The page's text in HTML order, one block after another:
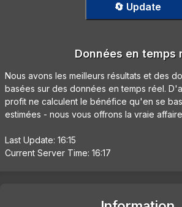
🔄 Update
Données en temps
Nous avons les meilleurs résultats et des
basées sur des données en temps réel.
profit ne calculent le bénéfice qu'en se
estimées - nous vous offrons la vraie
Last Update: 16:15
Current Server Time: 16:17